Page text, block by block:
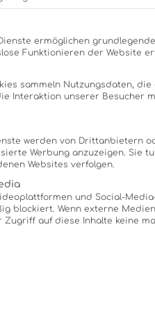
der Service-
ermöglichen
Funktionieren der Website
sammeln Nutzungsdaten, die
Interaktion unserer Besucher
werden von Drittanbietern
Werbung anzuzeigen. Sie
Websites verfolgen.
und Social-
blockiert. Wenn externe
auf diese Inhalte keine